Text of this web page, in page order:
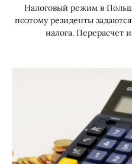
Налоговый режим в
поэтому резиденты
налога. Перерасчет